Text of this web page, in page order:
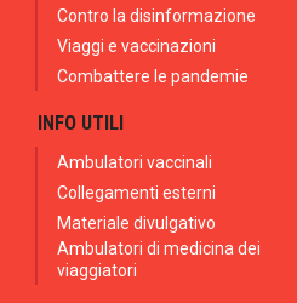
Contro la disinformazione
Viaggi e vaccinazioni
Combattere le pandemie
INFO UTILI
Ambulatori vaccinali
Collegamenti esterni
Materiale divulgativo
Ambulatori di medicina dei
viaggiatori